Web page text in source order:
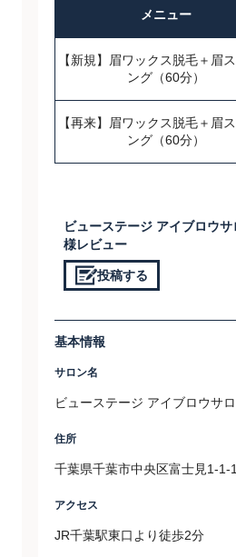
メニュー
【新規】眉ワックス脱毛＋眉
ング（60分）
【再来】眉ワックス脱毛＋眉
ング（60分）
ビューステージ アイブロウ
様レビュー
投稿する
基本情報
サロン名
ビューステージ アイブロウサ
住所
千葉県千葉市中央区富士見1-
アクセス
JR千葉駅東口より徒歩2分